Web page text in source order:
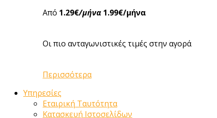
Από 1.29€/μήνα 1.99€/μήνα
Οι πιο ανταγωνιστικές τιμές στην αγορά
Περισσότερα
Υπηρεσίες
Εταιρική Ταυτότητα
Κατασκευή Ιστοσελίδων